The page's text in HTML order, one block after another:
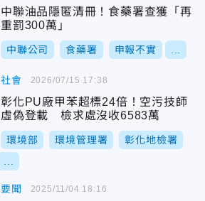
中聯油品隱匿清冊！食藥署查獲「再
重罰300萬」
中聯公司 食藥署 申報不實
社會
彰化PU廠甲苯超標24倍！空污技師
虛偽登載 檢求處沒收6583萬
環境部 環境管理署 彰化地檢署
2026/07/15 17:38
要聞 2025/11/04 18:16